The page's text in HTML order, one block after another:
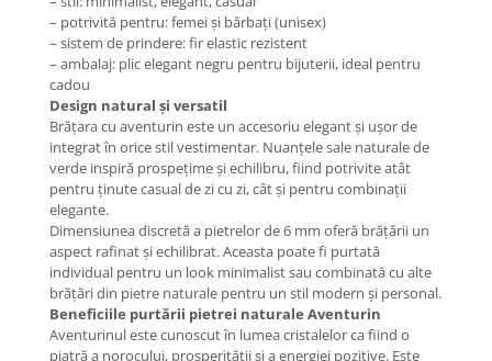
semiprețioase
BRĂȚĂRI DE PICIOR
Brățări de picior din Aur
Brățări de picior din Argint
COLIERE
Coliere cu mărgele colorate și
Argint
Coliere cu pietre semiprețioase
– potrivită pentru: femei și bărbați (unisex)
– sistem de prindere: fir elastic rezistent
– ambalaj: plic elegant negru pentru bijuterii, ideal pentru
cadou
Design natural și versatil
Brățara cu aventurin este un accesoriu elegant și ușor de
integrat în orice stil vestimentar. Nuanțele sale naturale de
verde inspiră prospețime și echilibru, fiind potrivite atât
pentru ținute casual de zi cu zi, cât și pentru combinații
elegante.
Dimensiunea discretă a pietrelor de 6 mm oferă brățării un
aspect rafinat și echilibrat. Aceasta poate fi purtată
individual pentru un look minimalist sau combinată cu alte
brățări din pietre naturale pentru un stil modern și personal.
Beneficiile purtării pietrei naturale Aventurin
Aventurinul este cunoscut în lumea cristalelor ca fiind o
piatră a norocului, prosperității și a energiei pozitive. Este